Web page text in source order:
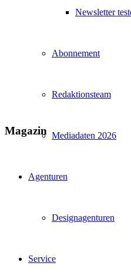
Newsletter
Abonnement
Redaktionsteam
Mediadaten 2026
Agenturen
Designagenturen
Service
Magazin